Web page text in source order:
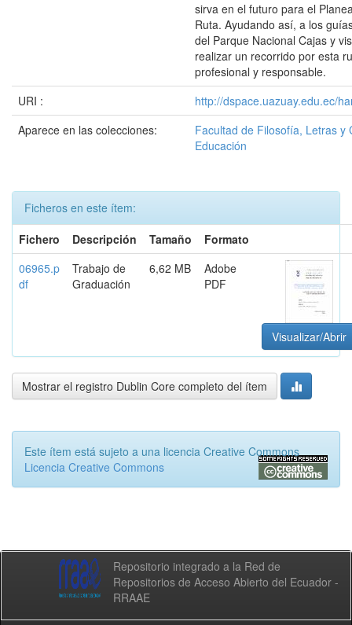
sirva en el futuro para el
Ruta. Ayudando así, a los
del Parque Nacional Cajas y
realizar un recorrido por esta
profesional y responsable.
URI :
http://dspace.uazuay.edu.ec/
Aparece en las colecciones:
Facultad de Filosofía, Letras y
Educación
Ficheros en este ítem:
Fichero
Descripción Tamaño
Formato
06965.p
df
Trabajo de
Graduación
6,62 MB
Adobe
PDF
Visualizar/Abrir
Mostrar el registro Dublin Core completo del ítem
Este ítem está sujeto a una licencia Creative Commons
Licencia Creative Commons
Repositorio integrado a la Red de
Repositorios de Acceso Abierto del Ecuador -
RRAAE